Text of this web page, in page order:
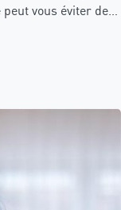
vous éviter des